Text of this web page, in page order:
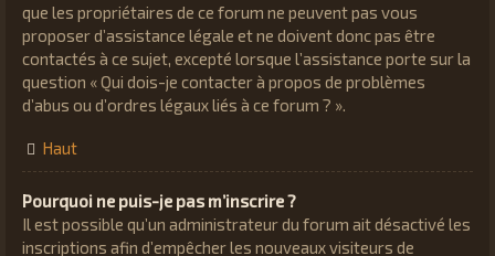
que les propriétaires de ce forum ne peuvent pas vous
proposer d’assistance légale et ne doivent donc pas être
contactés à ce sujet, excepté lorsque l’assistance porte sur la
question « Qui dois-je contacter à propos de problèmes
d’abus ou d’ordres légaux liés à ce forum ? ».
Haut
Pourquoi ne puis-je pas m’inscrire ?
Il est possible qu’un administrateur du forum ait désactivé les
inscriptions afin d’empêcher les nouveaux visiteurs de